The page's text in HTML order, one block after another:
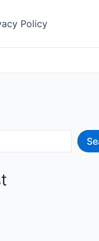
Policy